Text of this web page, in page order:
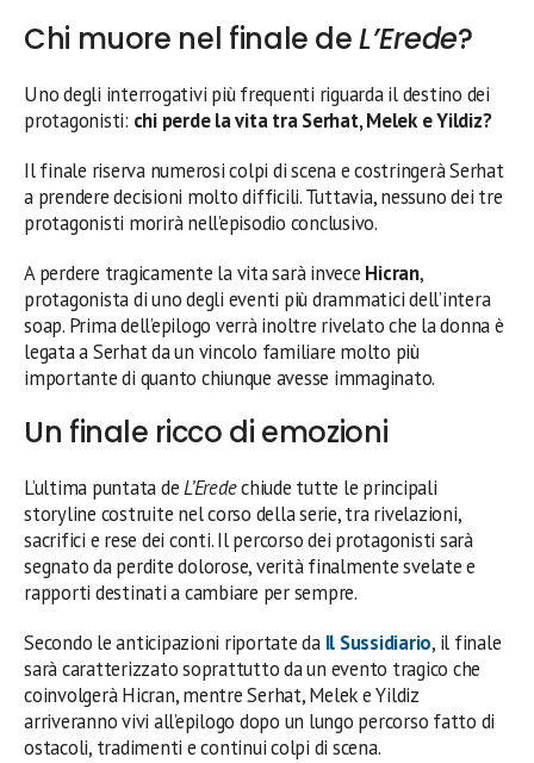
Chi muore nel finale deL’Erede?
Uno degli interrogativi più frequenti riguarda il destino dei
protagonisti: chi perde la vita tra Serhat, Melek e Yildiz?
Il finale riserva numerosi colpi di scena e costringerà Serhat
a prendere decisioni molto difficili. Tuttavia, nessuno dei tre
protagonisti morirà nell’episodio conclusivo.
A perdere tragicamente la vita sarà invece Hicran,
protagonista di uno degli eventi più drammatici dell’intera
soap. Prima dell’epilogo verrà inoltre rivelato che la donna è
legata a Serhat da un vincolo familiare molto più
importante di quanto chiunque avesse immaginato.
Un finale ricco di emozioni
L’ultima puntata deL’Eredechiude tutte le principali
storyline costruite nel corso della serie, tra rivelazioni,
sacrifici e rese dei conti. Il percorso dei protagonisti sarà
segnato da perdite dolorose, verità finalmente svelate e
rapporti destinati a cambiare per sempre.
Secondo le anticipazioni riportate da Il Sussidiario, il finale
sarà caratterizzato soprattutto da un evento tragico che
coinvolgerà Hicran, mentre Serhat, Melek e Yildiz
arriveranno vivi all’epilogo dopo un lungo percorso fatto di
ostacoli, tradimenti e continui colpi di scena.